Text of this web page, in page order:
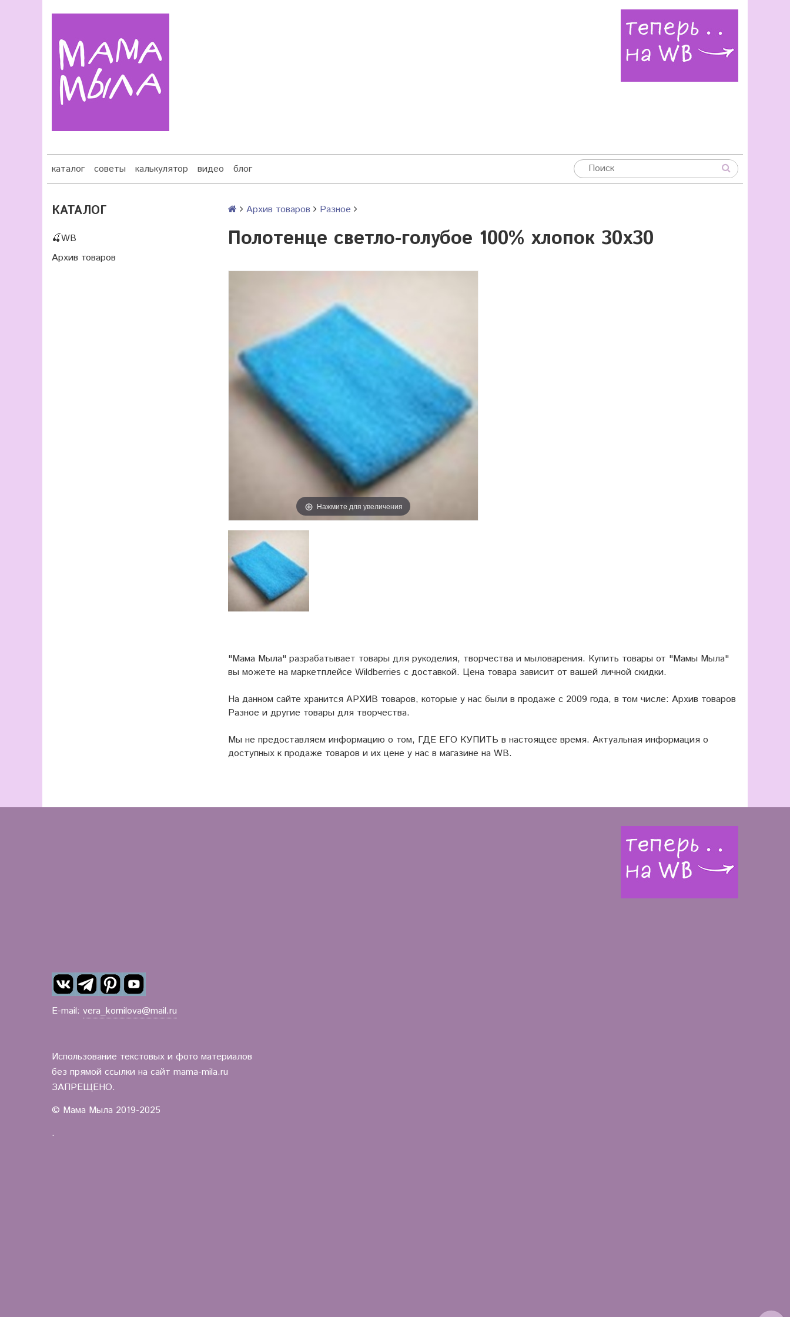
каталог советы калькулятор видео блог
КАТАЛОГ
🍒WB
Архив товаров
Архив товаров Разное
Полотенце светло-голубое 100% хлопок 30х30
Нажмите для увеличения
"Мама Мыла" разрабатывает товары для рукоделия, творчества и мыловарения. Купить товары от "Мамы Мыла"
вы можете на маркетплейсе Wildberries с доставкой. Цена товара зависит от вашей личной скидки.
На данном сайте хранится АРХИВ товаров, которые у нас были в продаже с 2009 года, в том числе: Архив товаров
Разное и другие товары для творчества.
Мы не предоставляем информацию о том, ГДЕ ЕГО КУПИТЬ в настоящее время. Актуальная информация о
доступных к продаже товаров и их цене у нас в магазине на WB.
E-mail: vera_kornilova@mail.ru
Использование текстовых и фото материалов
без прямой ссылки на сайт mama-mila.ru
ЗАПРЕЩЕНО.
© Мама Мыла 2019-2025
.